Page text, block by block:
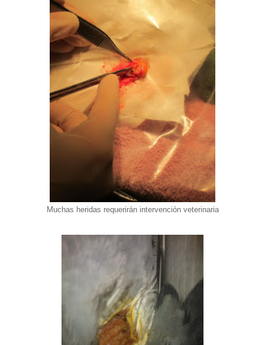
Muchas heridas requerirán intervención veterinaria